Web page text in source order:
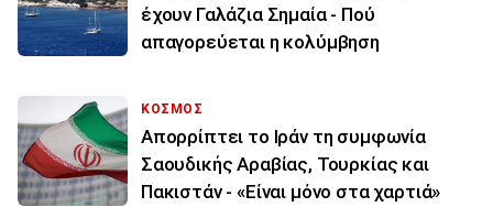
έχουν Γαλάζια Σημαία - Πού
απαγορεύεται η κολύμβηση
ΚΟΣΜΟΣ
Απορρίπτει το Ιράν τη συμφωνία
Σαουδικής Αραβίας, Τουρκίας και
Πακιστάν - «Είναι μόνο στα χαρτιά»